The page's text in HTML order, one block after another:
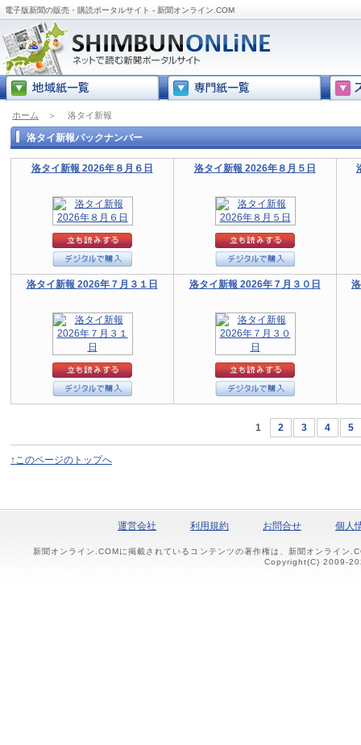
電子版新聞の販売・購読ポータルサイト - 新聞オンライン.COM
ホーム ＞ 洛タイ新報
洛タイ新報バックナンバー
洛タイ新報 2026年８月６日 洛タイ新報 2026年８月５日
洛タイ新報 2026年７月３１日 洛タイ新報 2026年７月３０日
1 2 3 4 5
↑このページのトップへ
運営会社 利用規約 お問合せ 個人
新聞オンライン.COMに掲載されているコンテンツの著作権は、新聞オンライン
Copyright(C) 2009-